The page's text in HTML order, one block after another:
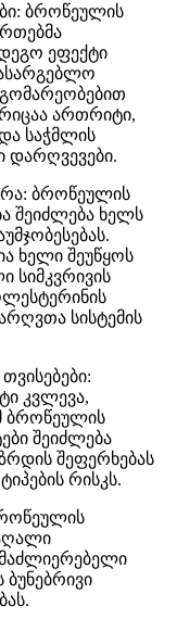
ბროწეულის
ეფექტი
ართრიტი,
საჭმლის
დარღვევები.
ბროწეულის
შეიძლება ხელს
ხელი შეუწყოს
სიმკვრივის
სისტემის
კვლევა,
ბროწეულის
შეიძლება
შეფერხებას
რისკს.